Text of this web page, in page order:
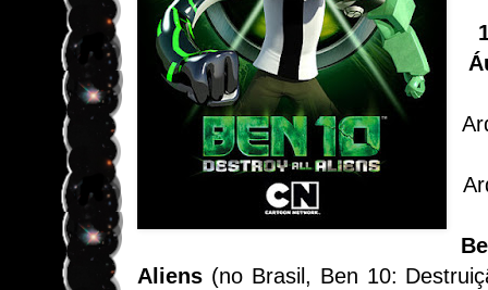
Aliens (no Brasil, Ben 10: